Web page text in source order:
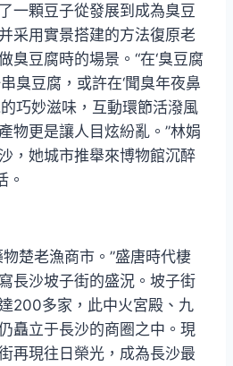
一顆豆子從發展到成為臭豆
采用實景搭建的方法復原老
臭豆腐時的場景。“在‘臭豆腐
臭豆腐，或許在‘聞臭年夜鼻
巧妙滋味，互動環節活潑風
物更是讓人目炫紛亂。”林娟
，她城市推舉來博物館沉醉
。
楚老漁商市。”盛唐時代棲
長沙坡子街的盛況。坡子街
200多家，此中火宮殿、九
矗立于長沙的商圈之中。現
再現往日榮光，成為長沙最